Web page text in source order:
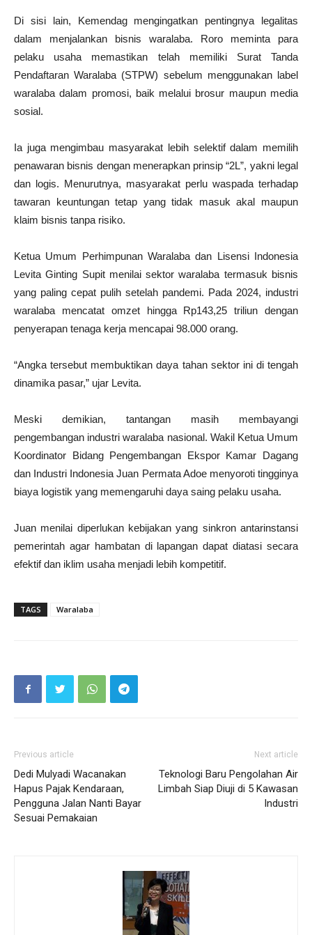
Di sisi lain, Kemendag mengingatkan pentingnya legalitas
dalam menjalankan bisnis waralaba. Roro meminta para
pelaku usaha memastikan telah memiliki Surat Tanda
Pendaftaran Waralaba (STPW) sebelum menggunakan label
waralaba dalam promosi, baik melalui brosur maupun media
sosial.
Ia juga mengimbau masyarakat lebih selektif dalam memilih
penawaran bisnis dengan menerapkan prinsip “2L”, yakni legal
dan logis. Menurutnya, masyarakat perlu waspada terhadap
tawaran keuntungan tetap yang tidak masuk akal maupun
klaim bisnis tanpa risiko.
Ketua Umum Perhimpunan Waralaba dan Lisensi Indonesia
Levita Ginting Supit menilai sektor waralaba termasuk bisnis
yang paling cepat pulih setelah pandemi. Pada 2024, industri
waralaba mencatat omzet hingga Rp143,25 triliun dengan
penyerapan tenaga kerja mencapai 98.000 orang.
“Angka tersebut membuktikan daya tahan sektor ini di tengah
dinamika pasar,” ujar Levita.
Meski demikian, tantangan masih membayangi
pengembangan industri waralaba nasional. Wakil Ketua Umum
Koordinator Bidang Pengembangan Ekspor Kamar Dagang
dan Industri Indonesia Juan Permata Adoe menyoroti tingginya
biaya logistik yang memengaruhi daya saing pelaku usaha.
Juan menilai diperlukan kebijakan yang sinkron antarinstansi
pemerintah agar hambatan di lapangan dapat diatasi secara
efektif dan iklim usaha menjadi lebih kompetitif.
TAGS Waralaba
Previous article
Dedi Mulyadi Wacanakan
Hapus Pajak Kendaraan,
Pengguna Jalan Nanti Bayar
Sesuai Pemakaian
Next article
Teknologi Baru Pengolahan Air
Limbah Siap Diuji di 5 Kawasan
Industri